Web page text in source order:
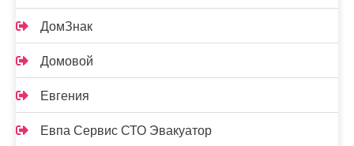
ДомЗнак
Домовой
Евгения
Евпа Сервис СТО Эвакуатор